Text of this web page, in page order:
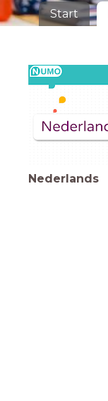
Start
Nederlands